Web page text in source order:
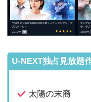
U-NEXT独占見放題
太陽の末裔